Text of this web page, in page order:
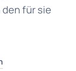
für sie